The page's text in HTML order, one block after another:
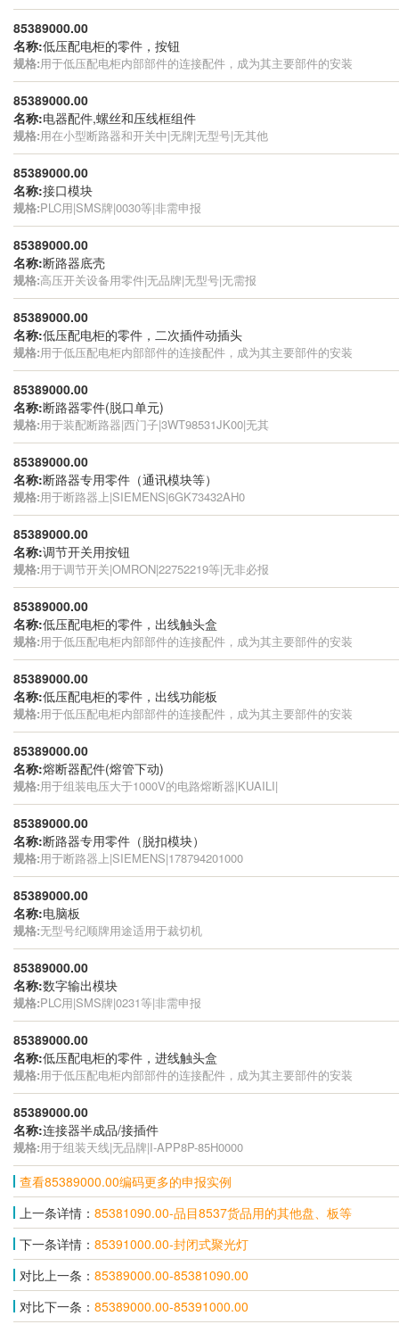
85389000.00
名称:低压配电柜的零件，按钮
规格:用于低压配电柜内部部件的连接配件，成为其主要部件的安装
85389000.00
名称:电器配件,螺丝和压线框组件
规格:用在小型断路器和开关中|无牌|无型号|无其他
85389000.00
名称:接口模块
规格:PLC用|SMS牌|0030等|非需申报
85389000.00
名称:断路器底壳
规格:高压开关设备用零件|无品牌|无型号|无需报
85389000.00
名称:低压配电柜的零件，二次插件动插头
规格:用于低压配电柜内部部件的连接配件，成为其主要部件的安装
85389000.00
名称:断路器零件(脱口单元)
规格:用于装配断路器|西门子|3WT98531JK00|无其
85389000.00
名称:断路器专用零件（通讯模块等）
规格:用于断路器上|SIEMENS|6GK73432AH0
85389000.00
名称:调节开关用按钮
规格:用于调节开关|OMRON|22752219等|无非必报
85389000.00
名称:低压配电柜的零件，出线触头盒
规格:用于低压配电柜内部部件的连接配件，成为其主要部件的安装
85389000.00
名称:低压配电柜的零件，出线功能板
规格:用于低压配电柜内部部件的连接配件，成为其主要部件的安装
85389000.00
名称:熔断器配件(熔管下动)
规格:用于组装电压大于1000V的电路熔断器|KUAILI|
85389000.00
名称:断路器专用零件（脱扣模块）
规格:用于断路器上|SIEMENS|178794201000
85389000.00
名称:电脑板
规格:无型号纪顺牌用途适用于裁切机
85389000.00
名称:数字输出模块
规格:PLC用|SMS牌|0231等|非需申报
85389000.00
名称:低压配电柜的零件，进线触头盒
规格:用于低压配电柜内部部件的连接配件，成为其主要部件的安装
85389000.00
名称:连接器半成品/接插件
规格:用于组装天线|无品牌|I-APP8P-85H0000
查看85389000.00编码更多的申报实例
上一条详情： 85381090.00-品目8537货品用的其他盘、板等
下一条详情： 85391000.00-封闭式聚光灯
对比上一条： 85389000.00-85381090.00
对比下一条： 85389000.00-85391000.00